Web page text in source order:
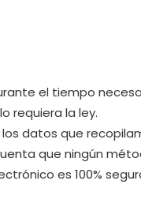
el tiempo
requiera la ley.
datos que
que ningún
es 100%